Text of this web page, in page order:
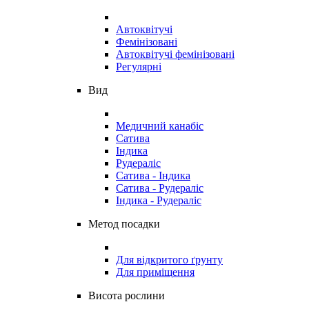
Автоквітучі
Фемінізовані
Автоквітучі фемінізовані
Регулярні
Вид
Медичний канабіс
Сатива
Індика
Рудераліс
Сатива - Індика
Сатива - Рудераліс
Індика - Рудераліс
Метод посадки
Для відкритого ґрунту
Для приміщення
Висота рослини